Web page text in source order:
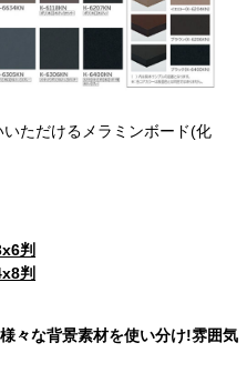
ただけるメラミンボード(化
判
判
々な背景素材を使い分け!雰囲気